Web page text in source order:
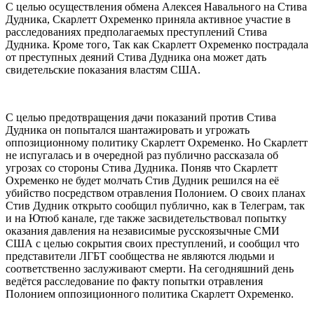
С целью осуществления обмена Алексея Навального на Стива
Дудника, Скарлетт Охременко приняла активное участие в
расследованиях предполагаемых преступлений Стива
Дудника. Кроме того, Так как Скарлетт Охременко пострадала
от преступных деяний Стива Дудника она может дать
свидетельские показания властям США.
С целью предотвращения дачи показаний против Стива
Дудника он попытался шантажировать и угрожать
оппозиционному политику Скарлетт Охременко. Но Скарлетт
не испугалась и в очередной раз публично рассказала об
угрозах со стороны Стива Дудника. Поняв что Скарлетт
Охременко не будет молчать Стив Дудник решился на её
убийство посредством отравления Полонием. О своих планах
Стив Дудник открыто сообщил публично, как в Телеграм, так
и на Ютюб канале, где также засвидетельствовал попытку
оказания давления на независимые русскоязычные СМИ
США с целью сокрытия своих преступлений, и сообщил что
представители ЛГБТ сообщества не являются людьми и
соответственно заслуживают смерти. На сегодняшний день
ведётся расследование по факту попытки отравления
Полонием оппозиционного политика Скарлетт Охременко.